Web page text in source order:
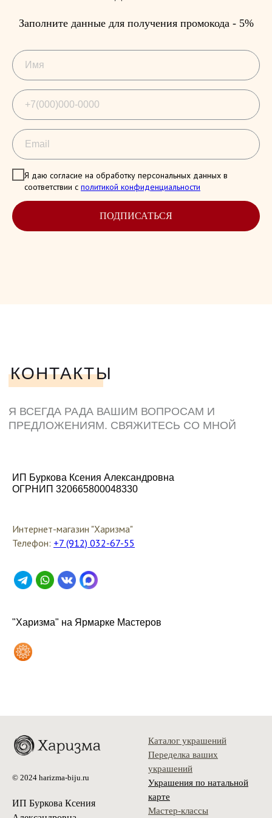
Заполните данные для получения промокода - 5%
Я даю согласие на обработку персональных данных в
соответствии с политикой конфиденциальности
ПОДПИСАТЬСЯ
ИП Буркова Ксения Александровна
ОГРНИП 320665800048330
Интернет-магазин "Харизма"
Телефон: +7 (912) 032-67-55
"Харизма" на Ярмарке Мастеров
© 2024 harizma-biju.ru
ИП Буркова Ксения
Каталог украшений
Переделка ваших
украшений
Украшения по натальной
карте
Мастер-классы